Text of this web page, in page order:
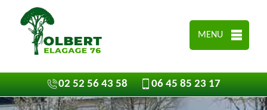
MENU
02 52 56 43 58 06 45 85 23 17